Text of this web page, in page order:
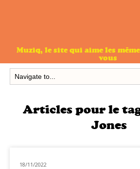
Muziq, le site qui aime les
vous
Articles pour le
Jones
CLASSIQ SOUL-FUNK
18/11/2022